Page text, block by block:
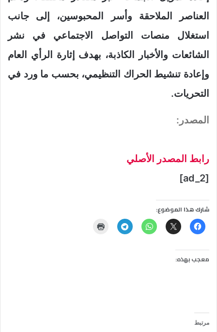
العناصر الملاحقة وأسر المحبوسين، إلى جانب
استغلال منصات التواصل الاجتماعي في نشر
الشائعات والأخبار الكاذبة، بهدف إثارة الرأي العام
وإعادة تنشيط الحراك التنظيمي، بحسب ما ورد في
التحريات.
المصدر:
رابط المصدر الأصلي
[ad_2]
شارك هذا الموضوع:
معجب بهذه:
مرتبط